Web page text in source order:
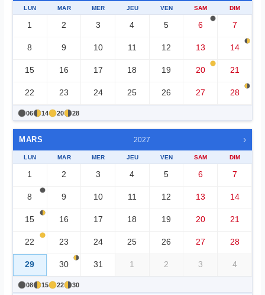
LUN MAR MER JEU VEN SAM DIM
1 2 3 4 5 6 7
8 9 10 11 12 13 14
15 16 17 18 19 20 21
22 23 24 25 26 27 28
06 14 20 28
MARS 2027 ›
LUN MAR MER JEU VEN SAM DIM
1 2 3 4 5 6 7
8 9 10 11 12 13 14
15 16 17 18 19 20 21
22 23 24 25 26 27 28
29 30 31 1 2 3 4
08 15 22 30